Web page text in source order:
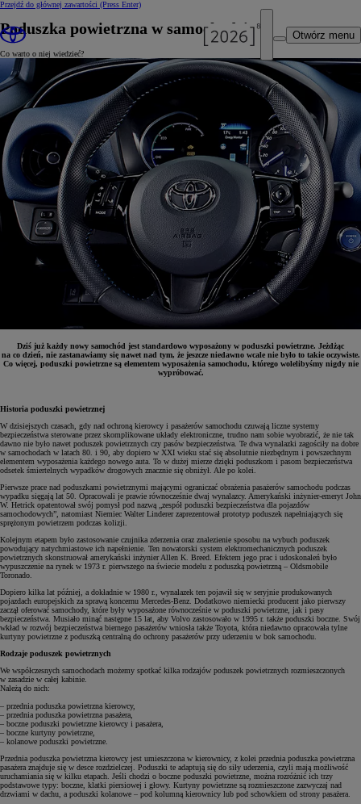
Przejdź do głównej zawartości (Press Enter)
Otwórz menu
Poduszka powietrzna w samochodzie
Co warto o niej wiedzieć?
Dziś już każdy nowy samochód jest standardowo wyposażony w poduszki powietrzne. Jeżdżąc
na co dzień, nie zastanawiamy się nawet nad tym, że jeszcze niedawno wcale nie było to takie oczywiste.
Co więcej, poduszki powietrzne są elementem wyposażenia samochodu, którego wolelibyśmy nigdy nie
wypróbować.
Historia poduszki powietrznej
W dzisiejszych czasach, gdy nad ochroną kierowcy i pasażerów samochodu czuwają liczne systemy
bezpieczeństwa sterowane przez skomplikowane układy elektroniczne, trudno nam sobie wyobrazić, że nie tak
dawno nie było nawet poduszek powietrznych czy pasów bezpieczeństwa. Te dwa wynalazki zagościły na dobre
w samochodach w latach 80. i 90, aby dopiero w XXI wieku stać się absolutnie niezbędnym i powszechnym
elementem wyposażenia każdego nowego auta. To w dużej mierze dzięki poduszkom i pasom bezpieczeństwa
odsetek śmiertelnych wypadków drogowych znacznie się obniżył. Ale po kolei.
Pierwsze prace nad poduszkami powietrznymi mającymi ograniczać obrażenia pasażerów samochodu podczas
wypadku sięgają lat 50. Opracowali je prawie równocześnie dwaj wynalazcy. Amerykański inżynier-emeryt John
W. Hetrick opatentował swój pomysł pod nazwą „zespół poduszki bezpieczeństwa dla pojazdów
samochodowych”, natomiast Niemiec Walter Linderer zaprezentował prototyp poduszek napełniających się
sprężonym powietrzem podczas kolizji.
Kolejnym etapem było zastosowanie czujnika zderzenia oraz znalezienie sposobu na wybuch poduszek
powodujący natychmiastowe ich napełnienie. Ten nowatorski system elektromechanicznych poduszek
powietrznych skonstruował amerykański inżynier Allen K. Breed. Efektem jego prac i udoskonaleń było
wypuszczenie na rynek w 1973 r. pierwszego na świecie modelu z poduszką powietrzną – Oldsmobile
Toronado.
Dopiero kilka lat później, a dokładnie w 1980 r., wynalazek ten pojawił się w seryjnie produkowanych
pojazdach europejskich za sprawą koncernu Mercedes-Benz. Dodatkowo niemiecki producent jako pierwszy
zaczął oferować samochody, które były wyposażone równocześnie w poduszki powietrzne, jak i pasy
bezpieczeństwa. Musiało minąć następne 15 lat, aby Volvo zastosowało w 1995 r. także poduszki boczne. Swój
wkład w rozwój bezpieczeństwa biernego pasażerów wniosła także Toyota, która niedawno opracowała tylne
kurtyny powietrzne z poduszką centralną do ochrony pasażerów przy uderzeniu w bok samochodu.
Rodzaje poduszek powietrznych
We współczesnych samochodach możemy spotkać kilka rodzajów poduszek powietrznych rozmieszczonych
w zasadzie w całej kabinie.
Należą do nich:
– przednia poduszka powietrzna kierowcy,
– przednia poduszka powietrzna pasażera,
– boczne poduszki powietrzne kierowcy i pasażera,
– boczne kurtyny powietrzne,
– kolanowe poduszki powietrzne.
Przednia poduszka powietrzna kierowcy jest umieszczona w kierownicy, z kolei przednia poduszka powietrzna
pasażera znajduje się w desce rozdzielczej. Poduszki te adaptują się do siły uderzenia, czyli mają możliwość
uruchamiania się w kilku etapach. Jeśli chodzi o boczne poduszki powietrzne, można rozróżnić ich trzy
podstawowe typy: boczne, klatki piersiowej i głowy. Kurtyny powietrzne są rozmieszczone zazwyczaj nad
drzwiami w dachu, a poduszki kolanowe – pod kolumną kierownicy lub pod schowkiem od strony pasażera.